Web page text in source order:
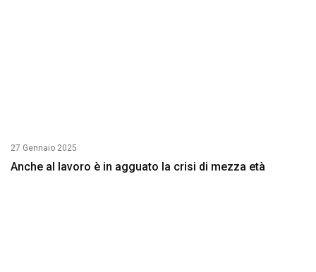
27 Gennaio 2025
Anche al lavoro è in agguato la crisi di mezza età